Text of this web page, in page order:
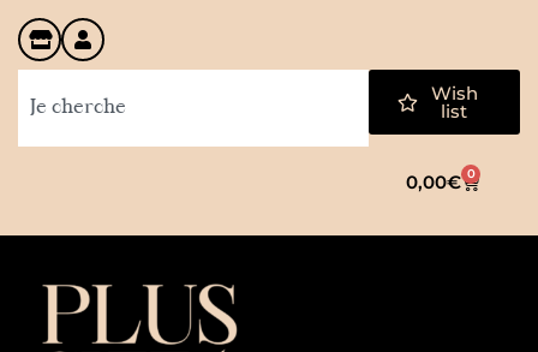
Wish
list
0,00€ 0